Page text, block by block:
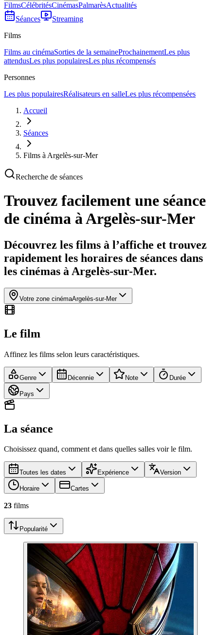
FilmsCélébritésCinémasPalmarèsActualités
Séances
Streaming
Films
Films au cinémaSorties de la semaineProchainementLes plus
attendusLes plus populairesLes plus récompensés
Personnes
Les plus populairesRéalisateurs en salleLes plus récompensées
Accueil
Séances
Films à Argelès-sur-Mer
Recherche de séances
Trouvez facilement une séance
de cinéma à Argelès-sur-Mer
Découvrez les films à l’affiche et trouvez
rapidement les horaires de séances dans
les cinémas à Argelès-sur-Mer.
Votre zone cinémaArgelès-sur-Mer
Le film
Affinez les films selon leurs caractéristiques.
Genre Décennie Note Durée
Pays
La séance
Choisissez quand, comment et dans quelles salles voir le film.
Toutes les dates Expérience Version
Horaire Cartes
23 films
Popularité